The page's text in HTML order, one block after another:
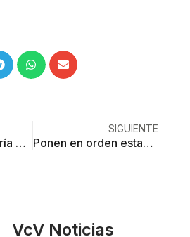
Silencio de Rectoría ante denuncias de acoso en la UAEMéx
SIGUIENTE
Ponen en orden estacionamientos
VcV Noticias